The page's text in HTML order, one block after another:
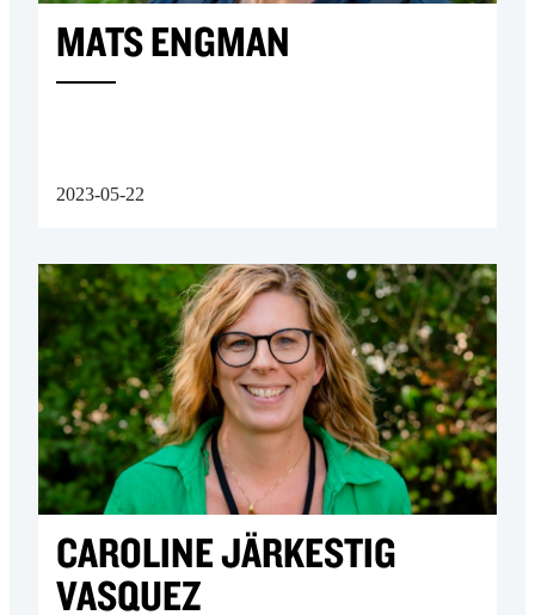
MATS ENGMAN
2023-05-22
CAROLINE JÄRKESTIG
VASQUEZ